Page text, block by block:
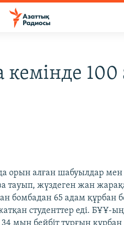
кемінде
орын алған шабуылдар
тауып, жүздеген жан
бомбадан 65 адам құрбан
студенттер еді. БҰҰ-ың